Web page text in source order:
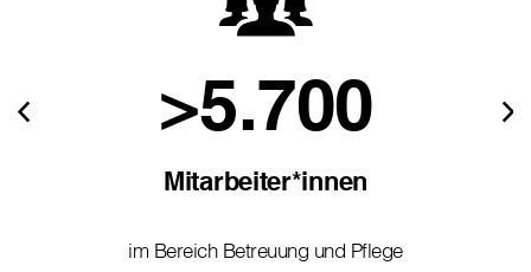
>5.700
Mitarbeiter*innen
im Bereich Betreuung und Pflege